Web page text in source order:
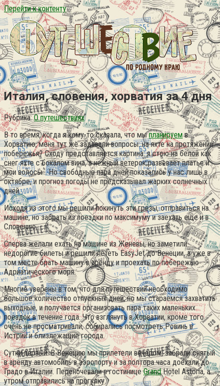
Перейти к контенту
Италия, словения, хорватия за 4 дня
Рубрика: О путешествиях
В то время, когда я кому-то сказала, что мыпланируемв
Хорватию, меня тут же задавали вопросы: на яхте на протяжении
побережья? Сходу представляется картина: я стою на белой как
снег яхте с бокалом вина, а нежный ветерок развевает платье и
мои волосы… Но свободные пара дней показались у нас лишь в
октябре, и прогноз погоды не предсказывал жарких солнечных
дней.
Исходя из этого мы решили покинуть эти грезы, отправиться на
машине, но забрать из поездки по максимуму и заехать еще и в
Словению.
Сперва желали ехать на машине из Женевы, но заметили
недорогие билеты и решили лететь EasyJet до Венеции, а уже в
том месте брать машину в аренду и проехать по побережью
Адриатического моря.
Многие уверены в том, что для путешествий необходимо
большое количество отпускных дней, но мы стараемся захватить
выходные, и получается организовать пара таких маленьких
поездок в течение года. Что взглянуть в Хорватии, кроме того
очень не просматривали, собирались посмотреть Ровинь в
Истрии и близлежащие города.
Сутки первый. В Венецию мы прилетели вечером, забрали снятый
в аренду автомобиль в аэропорту и за полтора часа доехали до
Градо в Италии. Переночевали в гостиницеGrandHotel Astoria, а
утром отправились на прогулку.